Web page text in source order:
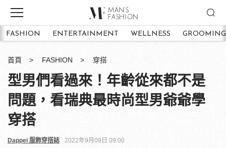
FASHION ENTERTAINMENT WELLNESS GROOMING
首頁 FASHION 穿搭
型男們看過來！年齡從來都不是
問題，看瑞典最時尚型男爺爺學
穿搭
Dappei 服飾穿搭誌 2022年9月09日 09:00